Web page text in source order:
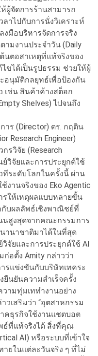
ผู้จัดการร้านสามารถ
ลาไปกับการนั่งวิเคราะห์
งมือบริหารจัดการจริง
ามงานประจำวัน (Daily
นตอสาเหตุที่แท้จริงของ
ได้เป็นรูปธรรม ช่วยให้ผู้
อนุมัติกลยุทธ์เพื่อป้องกัน
เช่น สินค้าค้างสต็อก
Shelves) ไปจนถึง
าร (Director) ดร. กฤติน
Research Engineer)
รวิจัย (Research
วิจัยและการประยุกต์ใช้
ทีระดับโลกในครั้งนี้ ผ่าน
งานจริงของ Eko Agentic
ให้เหตุผลแบบหลายขั้น
กับผลลัพธ์เชิงพาณิชย์ที่
นสูงสุดจากคณะกรรมการ
นานาชาติมาได้ในที่สุด
จัยและการประยุกต์ใช้ AI
ก่อตั้ง Amity กล่าวว่า
ารแข่งขันกับบริษัทเทคระ
ยืนยันความสำเร็จครั้ง
ามทุ่มเททำงานอย่าง
วเสริมว่า “อุตสาหกรรม
คธุรกิจใช้งานแชตบอต
ธ์ที่แท้จริงได้ สิ่งที่คุณ
AI) หรือระบบที่เข้าใจ
ยในแต่ละวันจริง ๆ ที่ไม่